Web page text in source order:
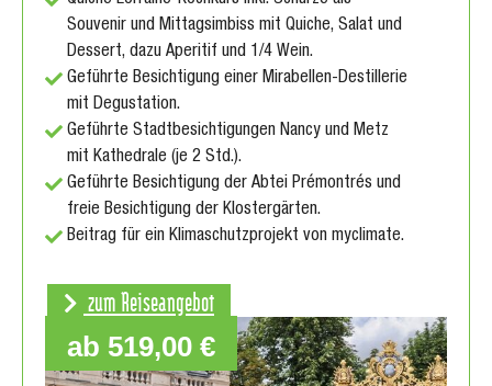
Souvenir und Mittagsimbiss mit Quiche, Salat und
Dessert, dazu Aperitif und 1/4 Wein.
Geführte Besichtigung einer Mirabellen-Destillerie
mit Degustation.
Geführte Stadtbesichtigungen Nancy und Metz
mit Kathedrale (je 2 Std.).
Geführte Besichtigung der Abtei Prémontrés und
freie Besichtigung der Klostergärten.
Beitrag für ein Klimaschutzprojekt von myclimate.
zum Reiseangebot
ab 519,00 €